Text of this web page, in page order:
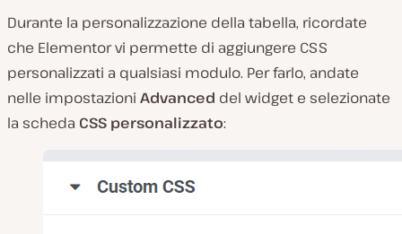
Durante la personalizzazione della tabella, ricordate
che Elementor vi permette di aggiungere CSS
personalizzati a qualsiasi modulo. Per farlo, andate
nelle impostazioni Advanced del widget e selezionate
la scheda CSS personalizzato: